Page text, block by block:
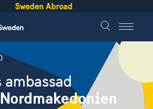
Sweden Abroad